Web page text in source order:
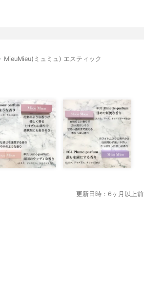
MieuMieu(ミュミュ) エスティック
更新日時：6ヶ月以上前